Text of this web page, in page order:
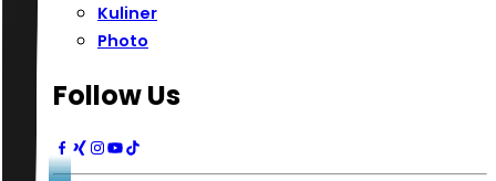
Kuliner
Photo
Follow Us